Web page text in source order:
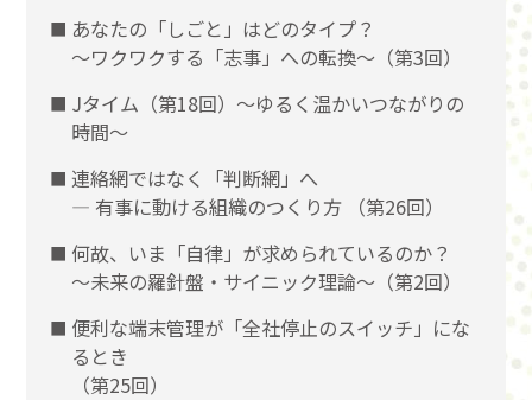
あなたの「しごと」はどのタイプ？
〜ワクワクする「志事」への転換〜（第3回）
Jタイム（第18回）～ゆるく温かいつながりの
時間～
連絡網ではなく「判断網」へ
― 有事に動ける組織のつくり方 （第26回）
何故、いま「自律」が求められているのか？
～未来の羅針盤・サイニック理論～（第2回）
便利な端末管理が「全社停止のスイッチ」にな
るとき
（第25回）